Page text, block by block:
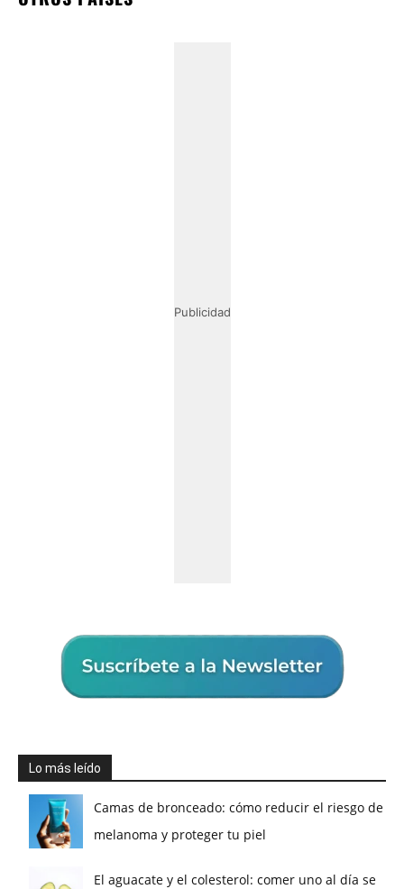
Publicidad
Lo más leído
Camas de bronceado: cómo reducir el riesgo de
melanoma y proteger tu piel
El aguacate y el colesterol: comer uno al día se